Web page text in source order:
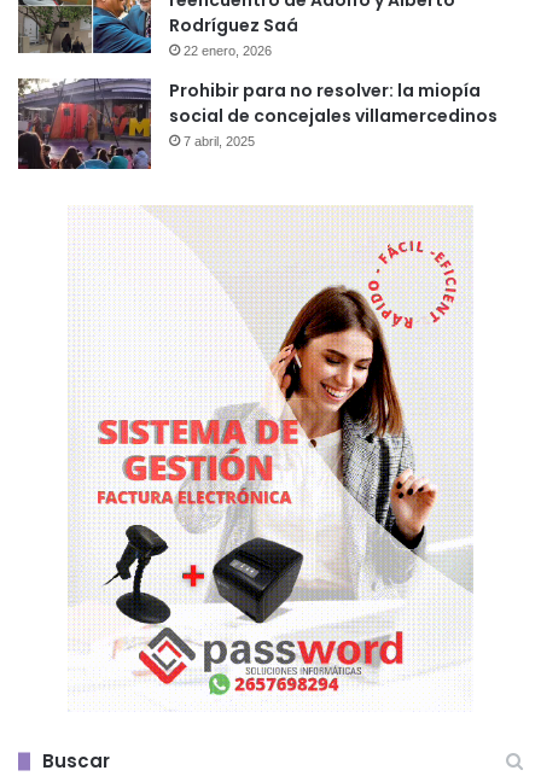
Rodríguez Saá
22 enero, 2026
Prohibir para no resolver: la miopía
social de concejales villamercedinos
7 abril, 2025
Buscar